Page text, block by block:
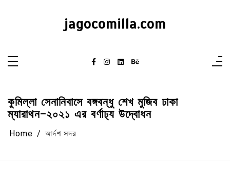
jagocomilla.com
কুমিল্লা সেনানিবাসে বঙ্গবন্ধু শেখ মুজিব ঢাকা
ম্যারাথন-২০২১ এর বর্ণাঢ্য উদ্বোধন
Home আর্দশ সদর